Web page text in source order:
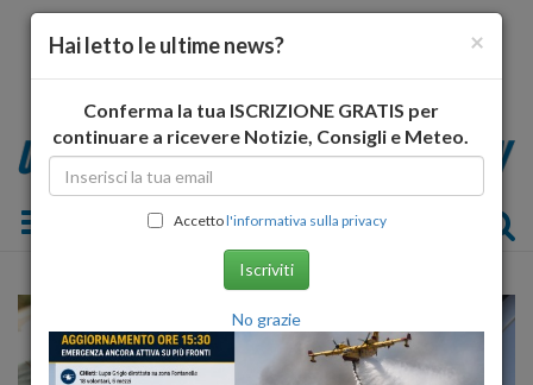
Toggle navigation
×
Hai letto le ultime news?
Conferma la tua ISCRIZIONE GRATIS per
continuare a ricevere Notizie, Consigli e Meteo.
Accettol'informativa sulla privacy
Iscriviti
No grazie